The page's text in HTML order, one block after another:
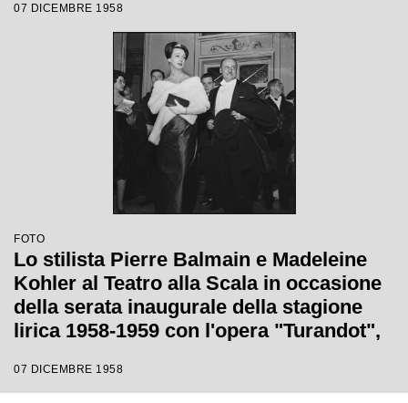
da Antonino Votto, con la regia di
Margherita Wallmann
07 DICEMBRE 1958
FOTO
Lo stilista Pierre Balmain e Madeleine
Kohler al Teatro alla Scala in occasione
della serata inaugurale della stagione
lirica 1958-1959 con l'opera "Turandot",
Votto con la regia di Margherita
07 DICEMBRE 1958